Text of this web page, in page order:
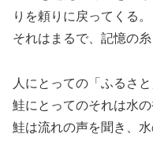
りを頼りに戻ってくる。
それはまるで、記憶の糸
人にとっての「ふるさ
鮭にとってのそれは水の
鮭は流れの声を聞き、